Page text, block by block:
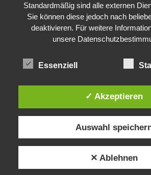
Standardmäßig sind alle externen
Sie können diese jedoch nach
deaktivieren. Für weitere
unsere
Essenziell
✓ Akzeptieren
Auswahl
✕ Ablehnen